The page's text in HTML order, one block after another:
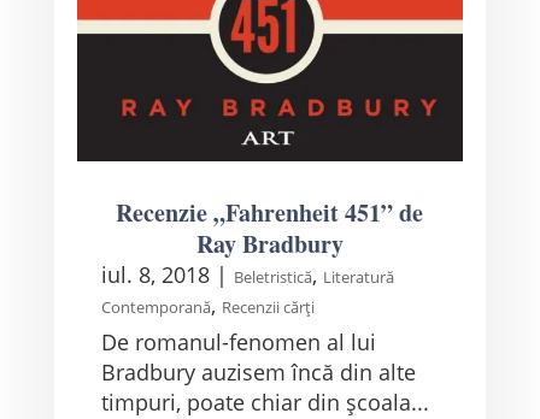
Recenzie „Fahrenheit 451” de
Ray Bradbury
iul. 8, 2018| Beletristică, Literatură
Contemporană, Recenzii cărți
De romanul-fenomen al lui
Bradbury auzisem încă din alte
timpuri, poate chiar din școala...